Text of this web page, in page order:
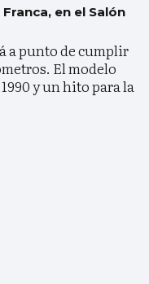
en el Salón
a punto de cumplir
El modelo
y un hito para la